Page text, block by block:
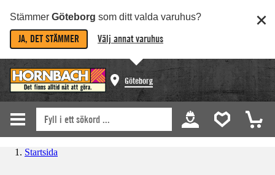
Stämmer Göteborg som ditt valda varuhus?
JA, DET STÄMMER Välj annat varuhus
Göteborg
Startsida